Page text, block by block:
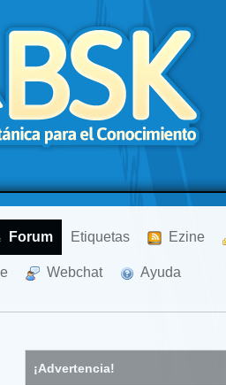
Forum Etiquetas Ezine
Webchat Ayuda
¡Advertencia!